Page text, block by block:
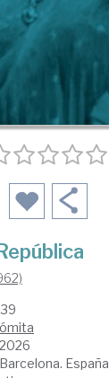
2026
Barcelona. España